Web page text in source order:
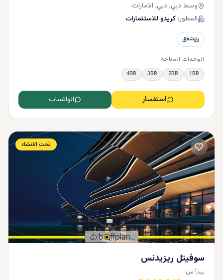
وسط دبي, دبي, الامارات
المطور: كريدو للاستثمارات
شقق
الوحدات المتاحة
1BR
2BR
3BR
4BR
استفسار الواتساب
تحت الانشاء
سوفيتل ريزيدنس
يبدأ من